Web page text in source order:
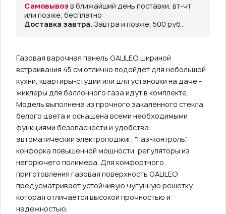
Самовывоз в ближайший день поставки, вт-чт
или позже, бесплатно
Доставка завтра. Завтра и позже, 500 руб..
Газовая варочная панель GALILEO шириной
встраивания 45 см отлично подойдет для небольшой
кухни, квартиры-студии или для установки на даче -
жиклеры для баллонного газа идут в комплекте.
Модель выполнена из прочного закаленного стекла
белого цвета и оснащена всеми необходимыми
функциями безопасности и удобства:
автоматический электроподжиг, "Газ-контроль",
конфорка повышенной мощности, регуляторы из
негорючего полимера. Для комфортного
приготовления газовая поверхность GALILEO
предусматривает устойчивую чугунную решетку,
которая отличается высокой прочностью и
надежностью.